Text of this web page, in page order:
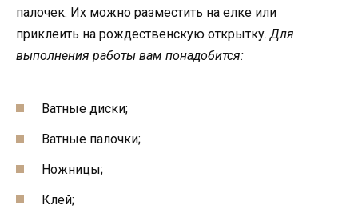
палочек. Их можно разместить на елке или
приклеить на рождественскую открытку.Для
выполнения работы вам понадобится:
Ватные диски;
Ватные палочки;
Ножницы;
Клей;